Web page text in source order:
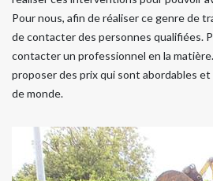
Pour nous, afin de réaliser ce genre de
de contacter des personnes qualifiées.
contacter un professionnel en la
proposer des prix qui sont abordables et
de monde.